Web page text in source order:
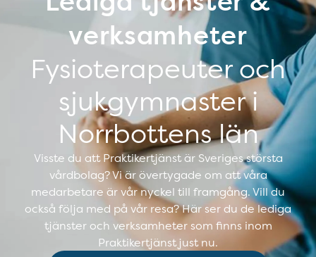
verksamheter
Fysioterapeuter och
sjukgymnaster i
Norrbottens län
Visste du att Praktikertjänst är Sveriges största
vårdbolag? Vi är övertygade om att våra
medarbetare är vår nyckel till framgång. Vill du
också följa med på vår resa? Här ser du de lediga
tjänster och verksamheter som finns inom
Praktikertjänst just nu.